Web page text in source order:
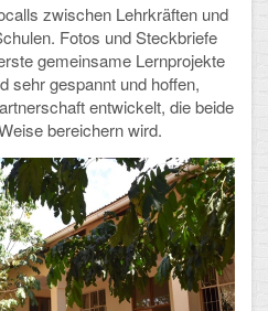
zwischen Lehrkräften und
Fotos und Steckbriefe
gemeinsame Lernprojekte
sehr gespannt und hoffen,
entwickelt, die beide
bereichern wird.